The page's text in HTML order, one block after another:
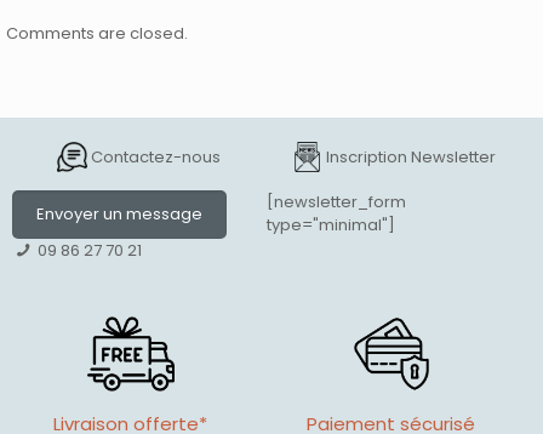
Comments are closed.
Contactez-nous
Envoyer un message
09 86 27 70 21
Inscription Newsletter
[newsletter_form
type="minimal"]
Livraison offerte* Paiement sécurisé